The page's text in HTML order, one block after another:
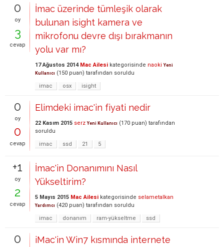
0
oy
3
cevap
İmac üzerinde tümleşik olarak
bulunan isight kamera ve
mikrofonu devre dışı bırakmanın
yolu var mı?
17 Ağustos 2014 Mac Ailesi kategorisinde naoki Yeni
Kullanıcı (150 puan) tarafından soruldu
imac
osx isight
0
oy
0
cevap
Elimdeki imac'in fiyati nedir
22 Kasım 2015 serz Yeni Kullanıcı (170 puan) tarafından
soruldu
imac
ssd 21 5
+1
oy
2
cevap
İmac'in Donanımını Nasıl
Yükseltirim?
5 Mayıs 2015 Mac Ailesi kategorisinde selametalkan
Yardımcı (420 puan) tarafından soruldu
imac
donanım ram-yükseltme ssd
0
iMac'in Win7 kısmında internete